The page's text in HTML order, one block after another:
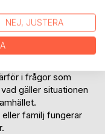
att de inte
livskvalité.
frågorna, kommer
relationer i
i frågor som
gäller situationen
familj fungerar
NEJ, JUSTERA